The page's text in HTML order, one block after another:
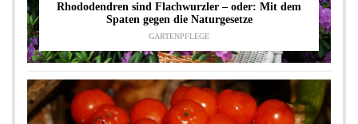
Rhododendren sind Flachwurzler – oder: Mit dem
Spaten gegen die Naturgesetze
GARTENPFLEGE